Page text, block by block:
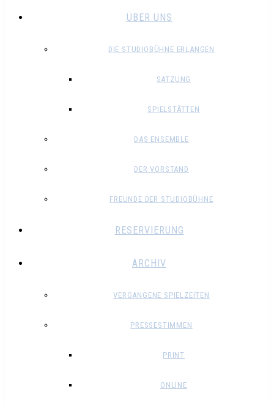
ÜBER UNS
DIE STUDIOBÜHNE ERLANGEN
SATZUNG
SPIELSTÄTTEN
DAS ENSEMBLE
DER VORSTAND
FREUNDE DER STUDIOBÜHNE
RESERVIERUNG
ARCHIV
VERGANGENE SPIELZEITEN
PRESSESTIMMEN
PRINT
ONLINE